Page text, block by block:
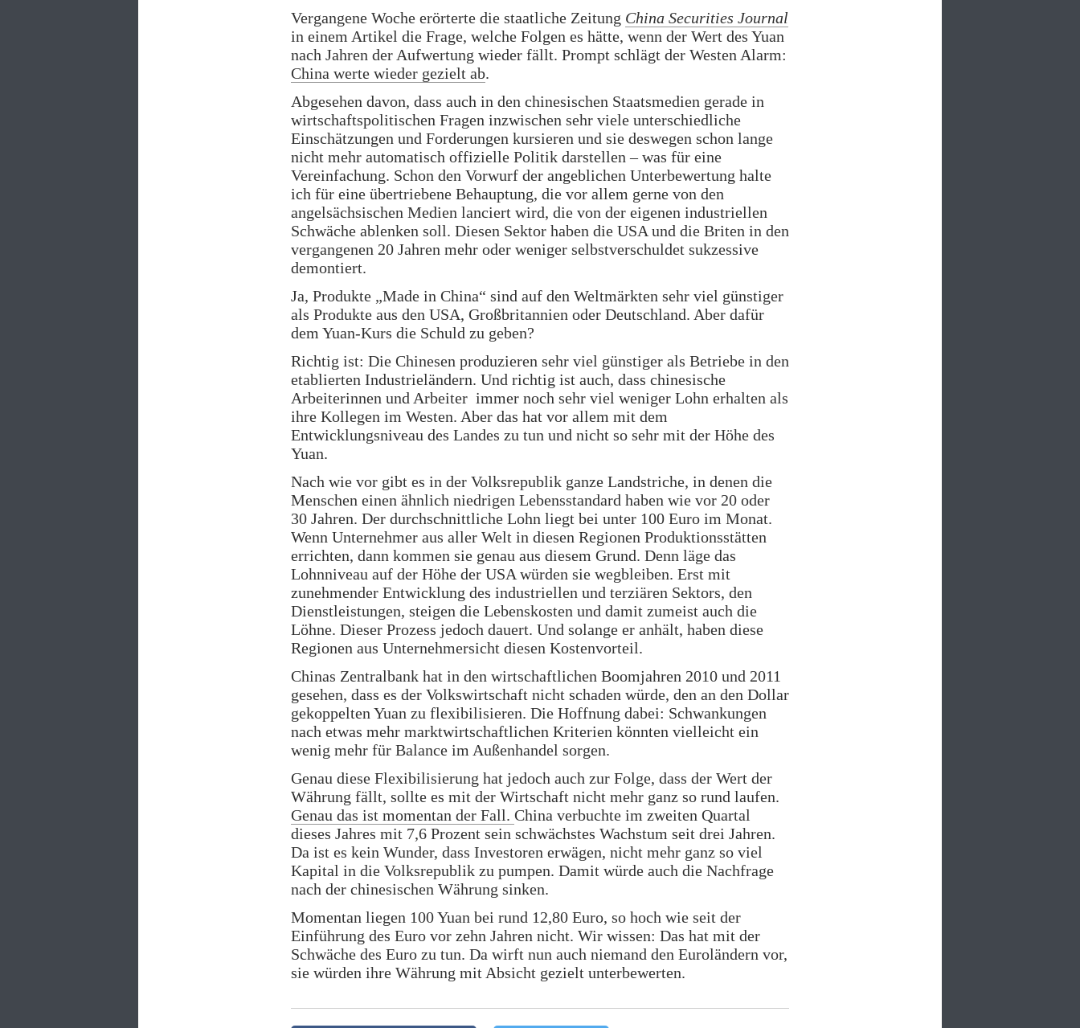
Vergangene Woche erörterte die staatliche Zeitung China Securities Journal
in einem Artikel die Frage, welche Folgen es hätte, wenn der Wert des Yuan
nach Jahren der Aufwertung wieder fällt. Prompt schlägt der Westen Alarm:
China werte wieder gezielt ab.
Abgesehen davon, dass auch in den chinesischen Staatsmedien gerade in
wirtschaftspolitischen Fragen inzwischen sehr viele unterschiedliche
Einschätzungen und Forderungen kursieren und sie deswegen schon lange
nicht mehr automatisch offizielle Politik darstellen – was für eine
Vereinfachung. Schon den Vorwurf der angeblichen Unterbewertung halte
ich für eine übertriebene Behauptung, die vor allem gerne von den
angelsächsischen Medien lanciert wird, die von der eigenen industriellen
Schwäche ablenken soll. Diesen Sektor haben die USA und die Briten in den
vergangenen 20 Jahren mehr oder weniger selbstverschuldet sukzessive
demontiert.
Ja, Produkte „Made in China“ sind auf den Weltmärkten sehr viel günstiger
als Produkte aus den USA, Großbritannien oder Deutschland. Aber dafür
dem Yuan-Kurs die Schuld zu geben?
Richtig ist: Die Chinesen produzieren sehr viel günstiger als Betriebe in den
etablierten Industrieländern. Und richtig ist auch, dass chinesische
Arbeiterinnen und Arbeiter immer noch sehr viel weniger Lohn erhalten als
ihre Kollegen im Westen. Aber das hat vor allem mit dem
Entwicklungsniveau des Landes zu tun und nicht so sehr mit der Höhe des
Yuan.
Nach wie vor gibt es in der Volksrepublik ganze Landstriche, in denen die
Menschen einen ähnlich niedrigen Lebensstandard haben wie vor 20 oder
30 Jahren. Der durchschnittliche Lohn liegt bei unter 100 Euro im Monat.
Wenn Unternehmer aus aller Welt in diesen Regionen Produktionsstätten
errichten, dann kommen sie genau aus diesem Grund. Denn läge das
Lohnniveau auf der Höhe der USA würden sie wegbleiben. Erst mit
zunehmender Entwicklung des industriellen und terziären Sektors, den
Dienstleistungen, steigen die Lebenskosten und damit zumeist auch die
Löhne. Dieser Prozess jedoch dauert. Und solange er anhält, haben diese
Regionen aus Unternehmersicht diesen Kostenvorteil.
Chinas Zentralbank hat in den wirtschaftlichen Boomjahren 2010 und 2011
gesehen, dass es der Volkswirtschaft nicht schaden würde, den an den Dollar
gekoppelten Yuan zu flexibilisieren. Die Hoffnung dabei: Schwankungen
nach etwas mehr marktwirtschaftlichen Kriterien könnten vielleicht ein
wenig mehr für Balance im Außenhandel sorgen.
Genau diese Flexibilisierung hat jedoch auch zur Folge, dass der Wert der
Währung fällt, sollte es mit der Wirtschaft nicht mehr ganz so rund laufen.
Genau das ist momentan der Fall. China verbuchte im zweiten Quartal
dieses Jahres mit 7,6 Prozent sein schwächstes Wachstum seit drei Jahren.
Da ist es kein Wunder, dass Investoren erwägen, nicht mehr ganz so viel
Kapital in die Volksrepublik zu pumpen. Damit würde auch die Nachfrage
nach der chinesischen Währung sinken.
Momentan liegen 100 Yuan bei rund 12,80 Euro, so hoch wie seit der
Einführung des Euro vor zehn Jahren nicht. Wir wissen: Das hat mit der
Schwäche des Euro zu tun. Da wirft nun auch niemand den Euroländern vor,
sie würden ihre Währung mit Absicht gezielt unterbewerten.